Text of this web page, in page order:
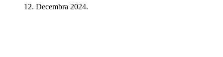
12. Decembra 2024.